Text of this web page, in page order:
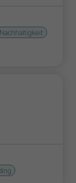
Nachhaltigkeit